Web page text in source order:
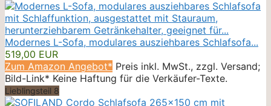
Modernes L-Sofa, modulares ausziehbares Schlafsofa...
519,00 EUR
Zum Amazon Angebot* Preis inkl. MwSt., zzgl. Versand;
Bild-Link* Keine Haftung für die Verkäufer-Texte.
Lieblingsteil 8